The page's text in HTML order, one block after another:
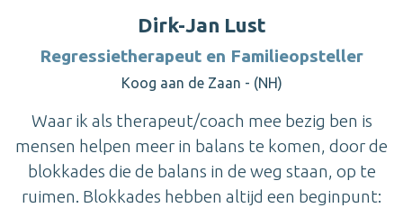
Dirk-Jan Lust
Regressietherapeut en Familieopsteller
Koog aan de Zaan - (NH)
Waar ik als therapeut/coach mee bezig ben is
mensen helpen meer in balans te komen, door de
blokkades die de balans in de weg staan, op te
ruimen. Blokkades hebben altijd een beginpunt: